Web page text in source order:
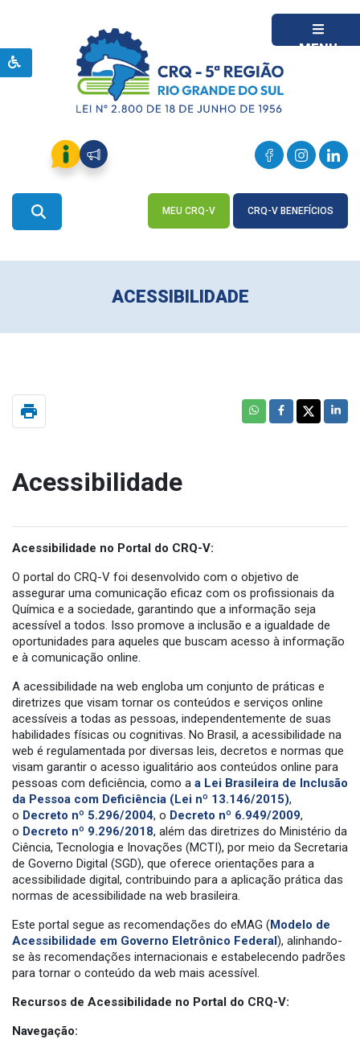
MENU
MEU CRQ-V CRQ-V BENEFÍCIOS
ACESSIBILIDADE
print
Acessibilidade
Acessibilidade no Portal do CRQ-V:
O portal do CRQ-V foi desenvolvido com o objetivo de
assegurar uma comunicação eficaz com os profissionais da
Química e a sociedade, garantindo que a informação seja
acessível a todos. Isso promove a inclusão e a igualdade de
oportunidades para aqueles que buscam acesso à informação
e à comunicação online.
A acessibilidade na web engloba um conjunto de práticas e
diretrizes que visam tornar os conteúdos e serviços online
acessíveis a todas as pessoas, independentemente de suas
habilidades físicas ou cognitivas. No Brasil, a acessibilidade na
web é regulamentada por diversas leis, decretos e normas que
visam garantir o acesso igualitário aos conteúdos online para
pessoas com deficiência, como a a Lei Brasileira de Inclusão
da Pessoa com Deficiência (Lei nº 13.146/2015),
o Decreto nº 5.296/2004, o Decreto nº 6.949/2009,
o Decreto nº 9.296/2018, além das diretrizes do Ministério da
Ciência, Tecnologia e Inovações (MCTI), por meio da Secretaria
de Governo Digital (SGD), que oferece orientações para a
acessibilidade digital, contribuindo para a aplicação prática das
normas de acessibilidade na web brasileira.
Este portal segue as recomendações do eMAG (Modelo de
Acessibilidade em Governo Eletrônico Federal), alinhando-
se às recomendações internacionais e estabelecendo padrões
para tornar o conteúdo da web mais acessível.
Recursos de Acessibilidade no Portal do CRQ-V:
Navegação: